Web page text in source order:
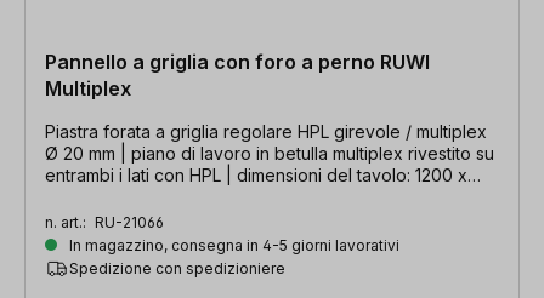
Pannello a griglia con foro a perno RUWI
Multiplex
Piastra forata a griglia regolare HPL girevole / multiplex
Ø 20 mm | piano di lavoro in betulla multiplex rivestito su
entrambi i lati con HPL | dimensioni del tavolo: 1200 x
n. art.: RU-21066
In magazzino, consegna in 4-5 giorni lavorativi
Spedizione con spedizioniere